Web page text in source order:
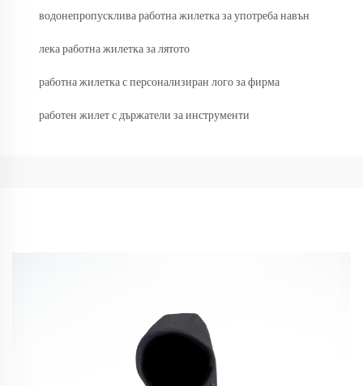
водонепропусклива работна жилетка за употреба навън
лека работна жилетка за лятото
работна жилетка с персонализиран лого за фирма
работен жилет с държатели за инструменти